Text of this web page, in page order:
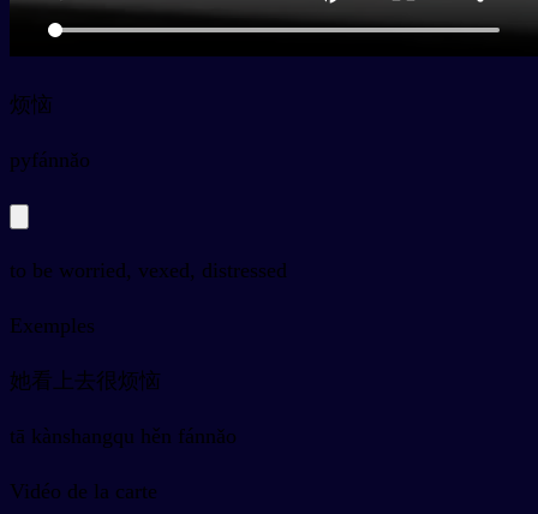
烦恼
pyfánnǎo
to be worried, vexed, distressed
Exemples
她看上去很烦恼
tā kànshangqu hěn fánnǎo
Vidéo de la carte